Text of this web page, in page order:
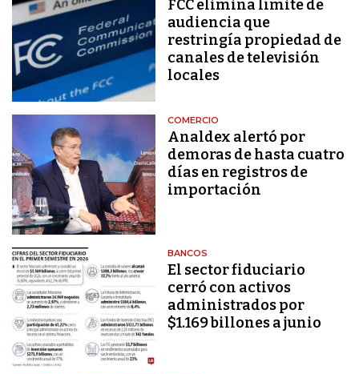
FCC elimina límite de
audiencia que
restringía propiedad de
canales de televisión
locales
COMERCIO
Analdex alertó por
demoras de hasta cuatro
días en registros de
importación
BANCOS
El sector fiduciario
cerró con activos
administrados por
$1.169 billones a junio